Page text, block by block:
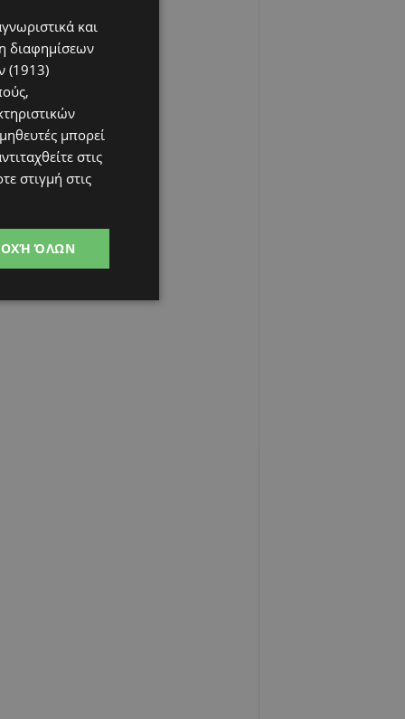
και
διαφημίσεων
(1913)
μπορεί
στις
στιγμή στις
ΌΛΩΝ